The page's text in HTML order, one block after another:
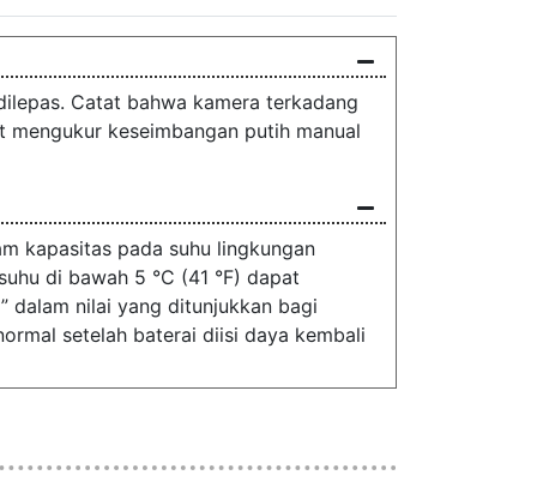
Catat bahwa kamera terkadang
keseimbangan putih manual
kapasitas pada suhu lingkungan
di bawah 5 °C (41 °F) dapat
dalam nilai yang ditunjukkan bagi
setelah baterai diisi daya kembali